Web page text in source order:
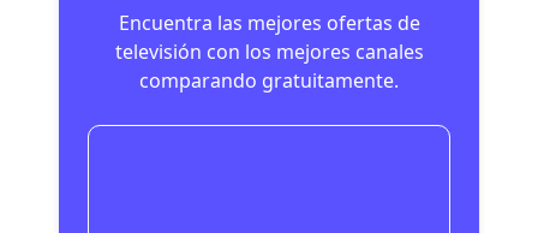
Encuentra las mejores ofertas de
televisión con los mejores canales
comparando gratuitamente.